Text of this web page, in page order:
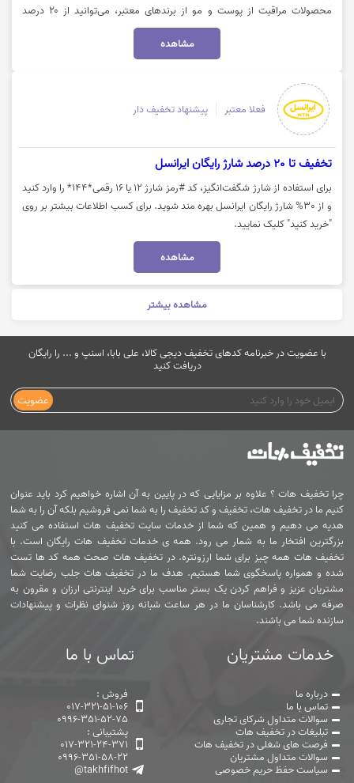
محصولات مراقبت از پوست و مو از برندهای معتبر، می‌توانید از ۲۰ درصد
تخفیف از فروشگاه اینترنتی لوکسیرانا بهره‌مند شوید. جهت خرید با کد تخفیف
لوکسیرانا، روی گزینه «خرید کنید» کلیک نمایید.
مشاهده
فعلا معتبر پیشنهاد تخفیف دار
تخفیف تا 20 درصد شارژ رایگان ایرانسل
برای استفاده از شارژ شگفت‌انگیز، کد #رمز شارژ ۱۲ یا ۱۶ رقمی*۱۴۴* را وارد کنید
و از 30% شارژ رایگان ایرانسل بهره مند شوید. برای کسب اطلاعات بیشتر بر روی
"خرید کنید" کلیک نمایید.
مشاهده
مشاهده بیشتر
با عضویت در خبرنامه کدهای تخفیف دیجی کالا، علی بابا، اسنپ و ... را رایگان
دریافت کنید
عضویت
چرا تخفیف هات ؟ علاوه بر مزایایی که در پایین به آن اشاره خواهیم کرد باید عنوان
کنیم ما در تخفیف هات، تخفیف و کد تخفیف را به شما نمی فروشیم بلکه آن را به شما
هدیه می دهیم و همین که شما از خدمات سایت تخفیف هات استفاده می کنید
بزرگترین افتخار ما به شمار می رود. همه ی خدمات تخفیف هات رایگان است. با
تخفیف هات همه چیز برای شما ارزونتره. در تخفیف هات صحت همه کد ها تست
شده و همواره پاسخگوی شما هستیم. هدف ما در تخفیف هات جلب رضایت شما
مشتریان عزیز و فراهم کردن یک بستر مناسب برای خرید اینترنتی ارزان و مقرون به
صرفه می باشد. کارشناسان ما در هر ساعت شبانه روز شنوای نظرات و پیشنهادات
سازنده شما می باشند.
خدمات مشتریان
درباره ما
تماس با ما
سوالات متداول شرکای تجاری
تبلیغات در تخفیف هات
فرصت های شغلی در تخفیف هات
سوالات متداول مشتریان
سیاست حفظ حریم خصوصی
تماس با ما
فروش :
017-321-51-106
0996-351-52-75
پشتیبانی :
017-321-24-371
0996-351-58-22
@takhfifhot